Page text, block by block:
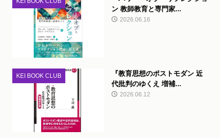
ン 教師教育と専門家...
2026.06.16
KEI BOOK CLUB
『教育思想のポストモダン 近
代批判のゆくえ 増補...
2026.06.12